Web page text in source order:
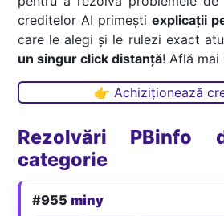
creditelor AI primești explicații
care le alegi și le rulezi exact
un singur click distanță! Află
👉 Achiziționează
Rezolvări PBinfo
categorie
#955miny